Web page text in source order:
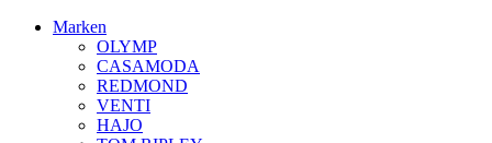
Marken
OLYMP
CASAMODA
REDMOND
VENTI
HAJO